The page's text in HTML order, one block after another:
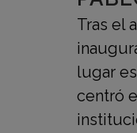
Tras el
lugar
centró